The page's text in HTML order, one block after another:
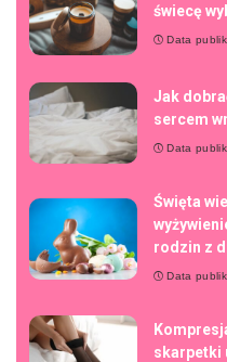
świecę
Data
Jak
sercem
Data
Święta
rodzin z
Data
skarpetki